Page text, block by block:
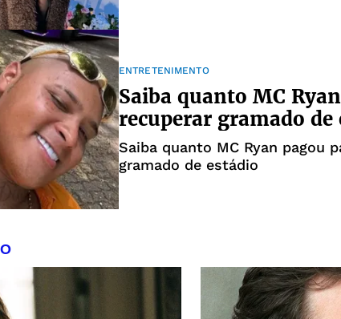
ENTRETENIMENTO
Saiba quanto MC
recuperar gramado de
Saiba quanto MC Ryan pagou
gramado de estádio